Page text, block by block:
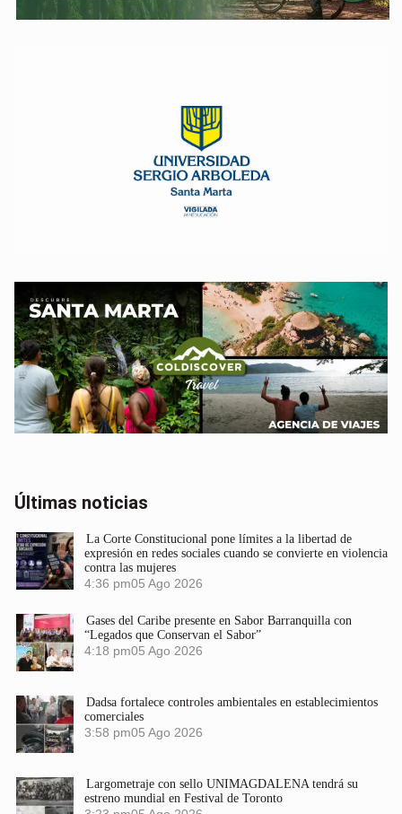
Últimas noticias
La Corte Constitucional pone límites a la libertad de
expresión en redes sociales cuando se convierte en violencia
contra las mujeres
4:36 pm05 Ago 2026
Gases del Caribe presente en Sabor Barranquilla con
“Legados que Conservan el Sabor”
4:18 pm05 Ago 2026
Dadsa fortalece controles ambientales en establecimientos
comerciales
3:58 pm05 Ago 2026
Largometraje con sello UNIMAGDALENA tendrá su
estreno mundial en Festival de Toronto